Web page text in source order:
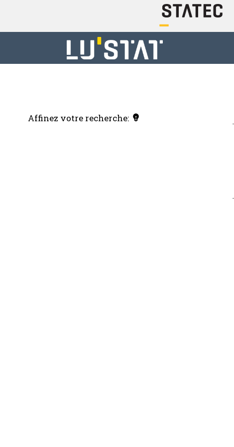
Affinez votre recherche: